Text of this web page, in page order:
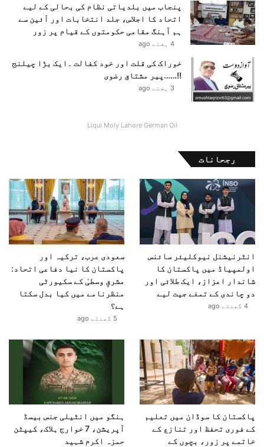
پنجاب میں بلدیاتی نظام کی بحالی کے لیے
اتحاد کا اجلاس، جلد انتخابات اور آئین سے
ہم آہنگ مقامی حکومتوں کے قیام پر زور
4 ہفتے ago
خوراک کی قلت اور خود کفالت ۔ایک بڑا چیلنج
!!……پیر مشتاق رضوی
3 ہفتے ago
Liqui Moly Lahore German Oil
رجحانات
انٹرنیشنل نیوکلیئر سائنس
اولمپیاڈ میں پاکستان کا
شاندار اعزاز، ایک طلائی اور
دو چاندی کے تمغے جیت لیے
4 گھنٹے ago
سعودی عرب، ترکیہ اور
پاکستان کا نیا دفاعی اتحاد:
مشرقِ وسطیٰ کے سکیورٹی
منظرنامے میں کیا بدل سکتا
ہے؟
5 گھنٹے ago
پاکستان کا سوڈان میں تعلیم
کے فوری تحفظ اور تنازع کے
خاتمے پر زور، بچوں کے
ہنگو میں انٹیلی جنس بیسڈ
آپریشن، 7 خوارج ہلاک، کیپٹن
حمزہ اکرم شہید